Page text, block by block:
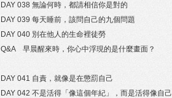
DAY 038 無論何時，都請相信你是對的
DAY 039 每天睡前，該問自己的九個問題
DAY 040 別在他人的生命裡徒勞
Q&A 早晨醒來時，你心中浮現的是什麼畫面？
DAY 041 自責，就像是在懲罰自己
DAY 042 不是活得「像這個年紀」，而是活得像自己